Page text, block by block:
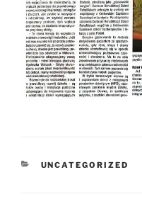
KATEGORIE
UNCATEGORIZED